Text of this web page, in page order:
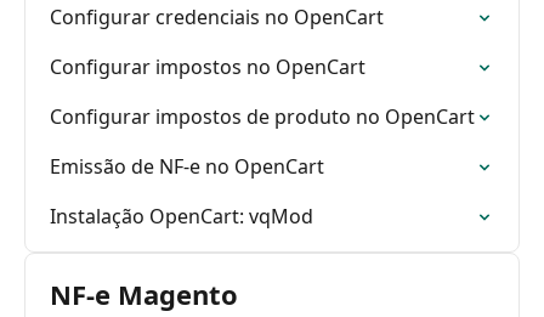
Configurar credenciais no OpenCart
Configurar impostos no OpenCart
Configurar impostos de produto no OpenCart
Emissão de NF-e no OpenCart
Instalação OpenCart: vqMod
NF-e Magento